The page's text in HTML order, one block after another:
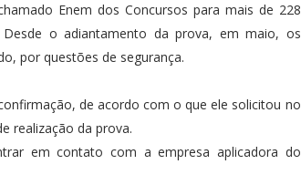
Enem dos Concursos para mais de 228
o adiantamento da prova, em maio, os
por questões de segurança.
de acordo com o que ele solicitou no
realização da prova.
em contato com a empresa aplicadora do